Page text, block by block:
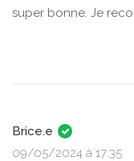
super bonne. Je
Brice.e
09/05/2024 à 17:35